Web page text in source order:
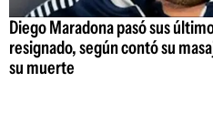
Diego Maradona pasó sus
resignado, según contó su
su muerte